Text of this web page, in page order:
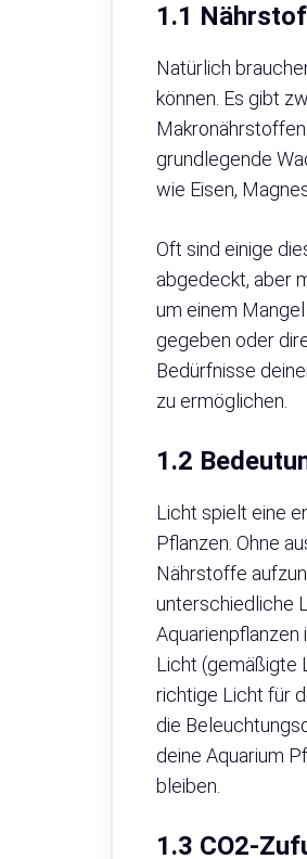
1.1
Natürlich
können. Es gibt
grundlegende
wie Eisen,
Oft sind einige
abgedeckt, aber
um einem
gegeben oder
Bedürfnisse
zu ermöglichen.
1.2
Licht spielt eine
Pflanzen. Ohne
Nährstoffe
unterschiedliche
Licht (gemäßigte
richtige Licht für
die
deine Aquarium
bleiben.
1.3 CO2-